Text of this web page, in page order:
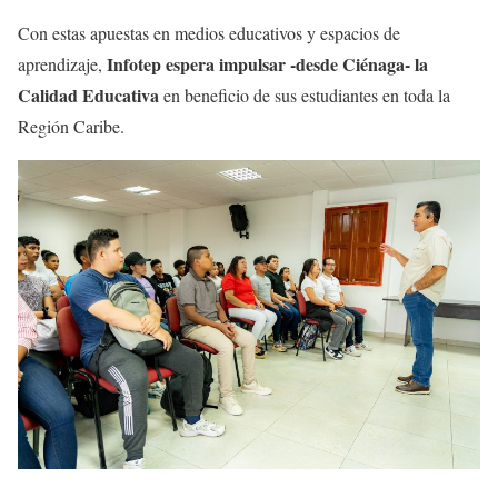
Con estas apuestas en medios educativos y espacios de
aprendizaje, Infotep espera impulsar -desde Ciénaga- la
Calidad Educativaen beneficio de sus estudiantes en toda la
Región Caribe.